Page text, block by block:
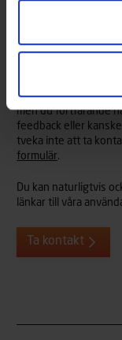
Väckte
Vi hjälper dig mer än
våra Terhi-båtar eller
men du fortfarande
feedback eller
tveka inte att ta
formulär.
Du kan naturligtvis
länkar till våra
Ta kontakt